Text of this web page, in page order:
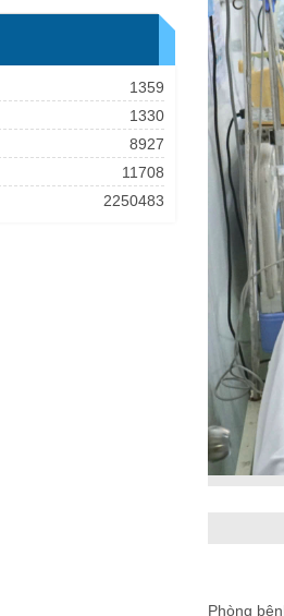
1359
1330
8927
11708
2250483
Phòng